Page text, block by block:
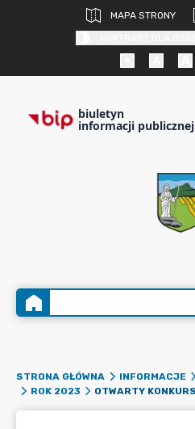
MAPA STRONY
biuletyn
informacji publicznej
STRONA GŁÓWNA INFORMACJE
ROK 2023